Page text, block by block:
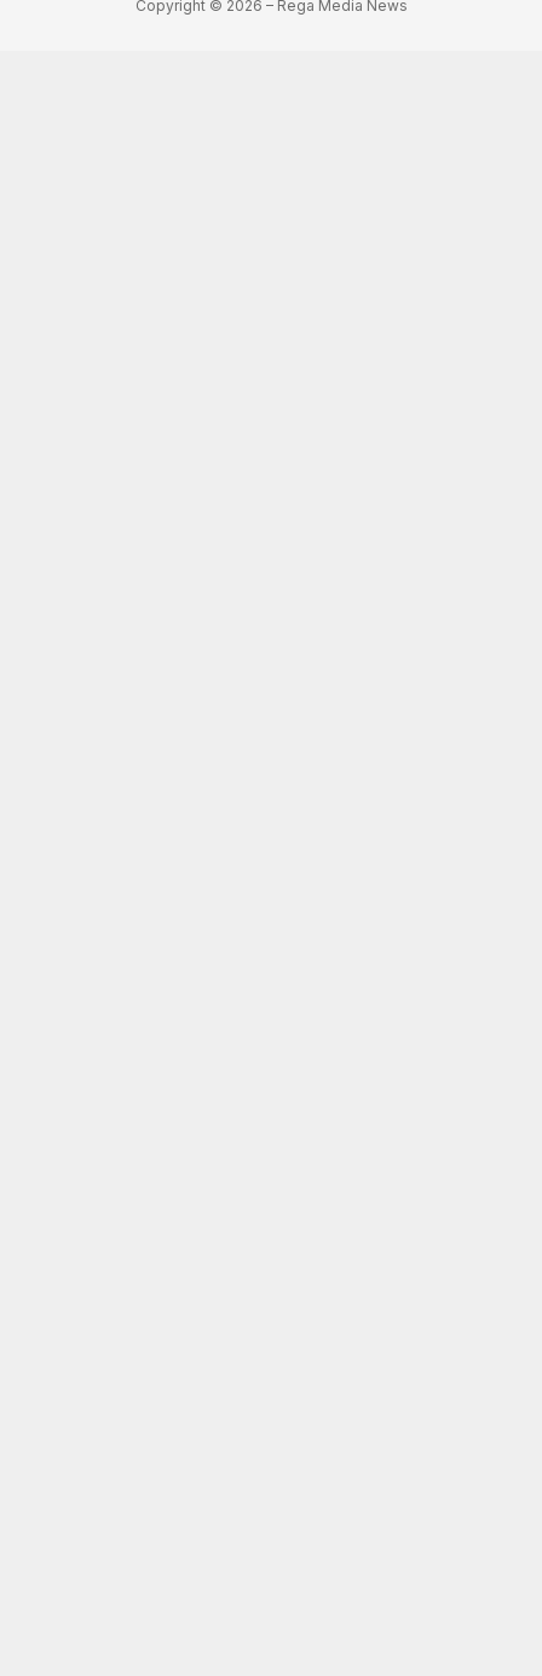
Copyright © 2026 – Rega Media News